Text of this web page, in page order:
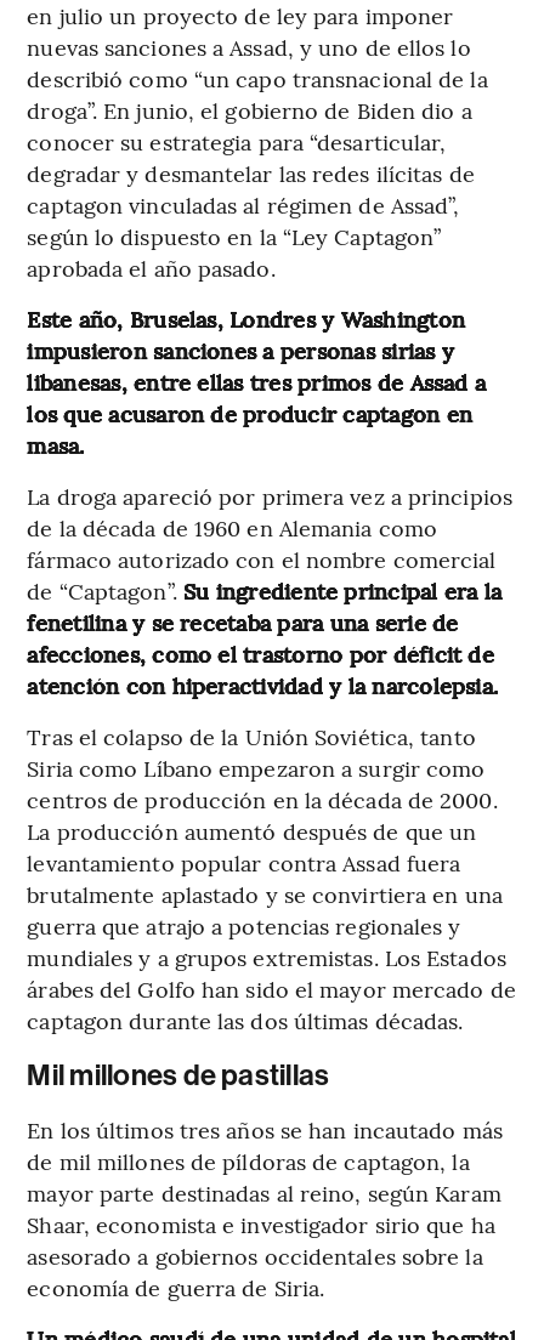
en julio un proyecto de ley para imponer
nuevas sanciones a Assad, y uno de ellos lo
describió como “un capo transnacional de la
droga”. En junio, el gobierno de Biden dio a
conocer su estrategia para “desarticular,
degradar y desmantelar las redes ilícitas de
captagon vinculadas al régimen de Assad”,
según lo dispuesto en la “Ley Captagon”
aprobada el año pasado.
Este año, Bruselas, Londres y Washington
impusieron sanciones a personas sirias y
libanesas, entre ellas tres primos de Assad a
los que acusaron de producir captagon en
masa.
La droga apareció por primera vez a principios
de la década de 1960 en Alemania como
fármaco autorizado con el nombre comercial
de “Captagon”. Su ingrediente principal era la
fenetilina y se recetaba para una serie de
afecciones, como el trastorno por déficit de
atención con hiperactividad y la narcolepsia.
Tras el colapso de la Unión Soviética, tanto
Siria como Líbano empezaron a surgir como
centros de producción en la década de 2000.
La producción aumentó después de que un
levantamiento popular contra Assad fuera
brutalmente aplastado y se convirtiera en una
guerra que atrajo a potencias regionales y
mundiales y a grupos extremistas. Los Estados
árabes del Golfo han sido el mayor mercado de
captagon durante las dos últimas décadas.
Mil millones de pastillas
En los últimos tres años se han incautado más
de mil millones de píldoras de captagon, la
mayor parte destinadas al reino, según Karam
Shaar, economista e investigador sirio que ha
asesorado a gobiernos occidentales sobre la
economía de guerra de Siria.